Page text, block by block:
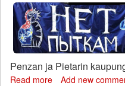
Penzan ja Pietarin
Read more about
Add new